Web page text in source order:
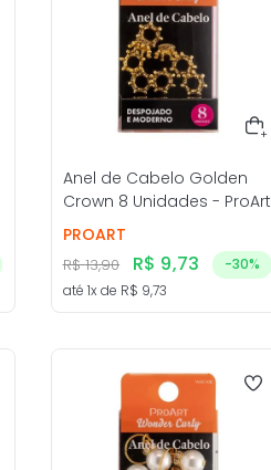
Anel de Cabelo Golden
Crown 8 Unidades - ProArt
PROART
R$ 13,90 R$ 9,73 -30%
até 1x de R$ 9,73